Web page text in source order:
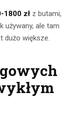
1800 zł z butami,
używany, ale tam
dużo większe.